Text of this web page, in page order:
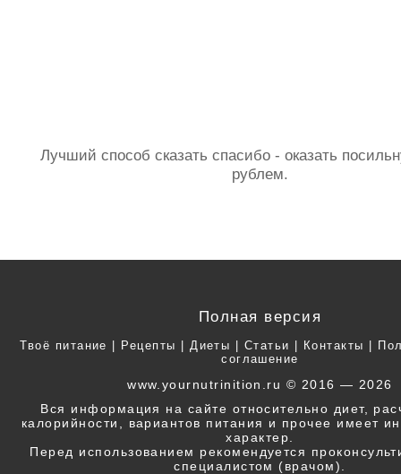
Лучший способ сказать спасибо - оказать
рублем.
Полная версия
Твоё питание | Рецепты | Диеты | Статьи | Контакты |
соглашение
www.yournutrinition.ru © 2016 — 2026
Вся информация на сайте относительно диет,
калорийности, вариантов питания и прочее имеет
характер.
Перед использованием рекомендуется
специалистом (врачом).